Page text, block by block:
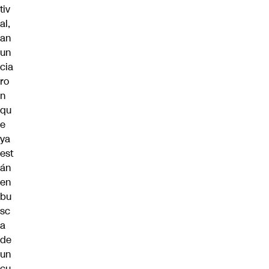
tiv
al,
an
un
cia
ro
n
qu
e
ya
est
án
en
bu
sc
a
de
un